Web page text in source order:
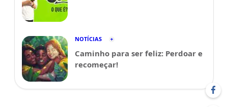
NOTÍCIAS
Caminho para ser feliz: Perdoar e
recomeçar!